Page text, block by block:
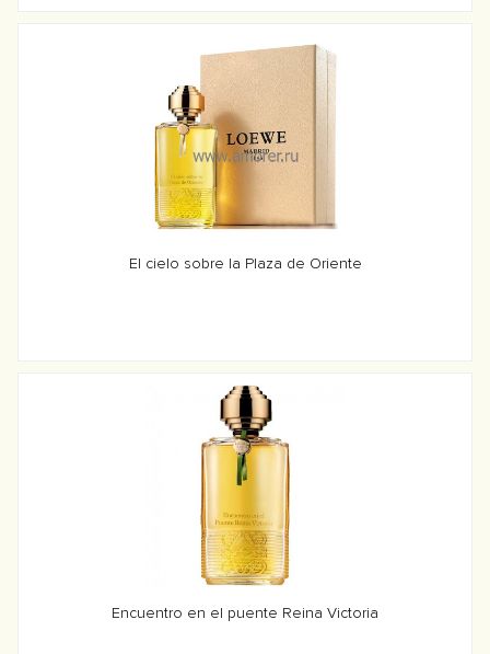
El cielo sobre la Plaza de Oriente
Encuentro en el puente Reina Victoria